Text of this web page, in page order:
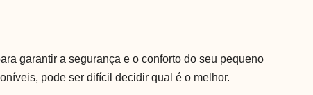
garantir a segurança e o conforto do seu pequeno
pode ser difícil decidir qual é o melhor.